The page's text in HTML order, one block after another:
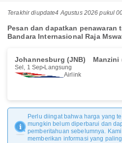
Terakhir diupdate4 Agustus 2026 pukul
Pesan dan dapatkan penawaran
Bandara Internasional Raja
Johannesburg (JNB) Manzini
Sel, 1 Sep Langsung
Airlink
Perlu diingat bahwa harga yang
mungkin belum diperbarui dan
pemberitahuan sebelumnya.
memberikan informasi yang